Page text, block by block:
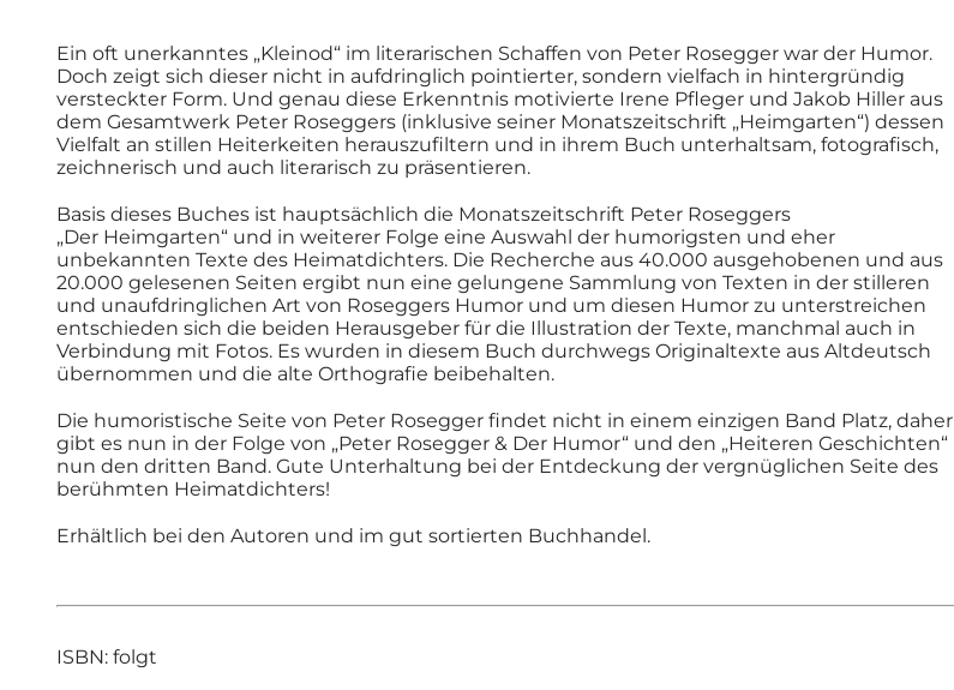
Ein oft unerkanntes „Kleinod“ im literarischen Schaffen von Peter Rosegger war der Humor.
Doch zeigt sich dieser nicht in aufdringlich pointierter, sondern vielfach in hintergründig
versteckter Form. Und genau diese Erkenntnis motivierte Irene Pfleger und Jakob Hiller aus
dem Gesamtwerk Peter Roseggers (inklusive seiner Monatszeitschrift „Heimgarten“) dessen
Vielfalt an stillen Heiterkeiten herauszufiltern und in ihrem Buch unterhaltsam, fotografisch,
zeichnerisch und auch literarisch zu präsentieren.
Basis dieses Buches ist hauptsächlich die Monatszeitschrift Peter Roseggers
„Der Heimgarten“ und in weiterer Folge eine Auswahl der humorigsten und eher
unbekannten Texte des Heimatdichters. Die Recherche aus 40.000 ausgehobenen und aus
20.000 gelesenen Seiten ergibt nun eine gelungene Sammlung von Texten in der stilleren
und unaufdringlichen Art von Roseggers Humor und um diesen Humor zu unterstreichen
entschieden sich die beiden Herausgeber für die Illustration der Texte, manchmal auch in
Verbindung mit Fotos. Es wurden in diesem Buch durchwegs Originaltexte aus Altdeutsch
übernommen und die alte Orthografie beibehalten.
Die humoristische Seite von Peter Rosegger findet nicht in einem einzigen Band Platz, daher
gibt es nun in der Folge von „Peter Rosegger & Der Humor“ und den „Heiteren Geschichten“
nun den dritten Band. Gute Unterhaltung bei der Entdeckung der vergnüglichen Seite des
berühmten Heimatdichters!
Erhältlich bei den Autoren und im gut sortierten Buchhandel.
ISBN: folgt